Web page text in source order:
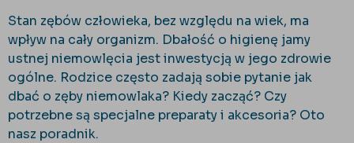
Stan zębów człowieka, bez względu na wiek, ma
wpływ na cały organizm. Dbałość o higienę jamy
ustnej niemowlęcia jest inwestycją w jego zdrowie
ogólne. Rodzice często zadają sobie pytanie jak
dbać o zęby niemowlaka? Kiedy zacząć? Czy
potrzebne są specjalne preparaty i akcesoria? Oto
nasz poradnik.